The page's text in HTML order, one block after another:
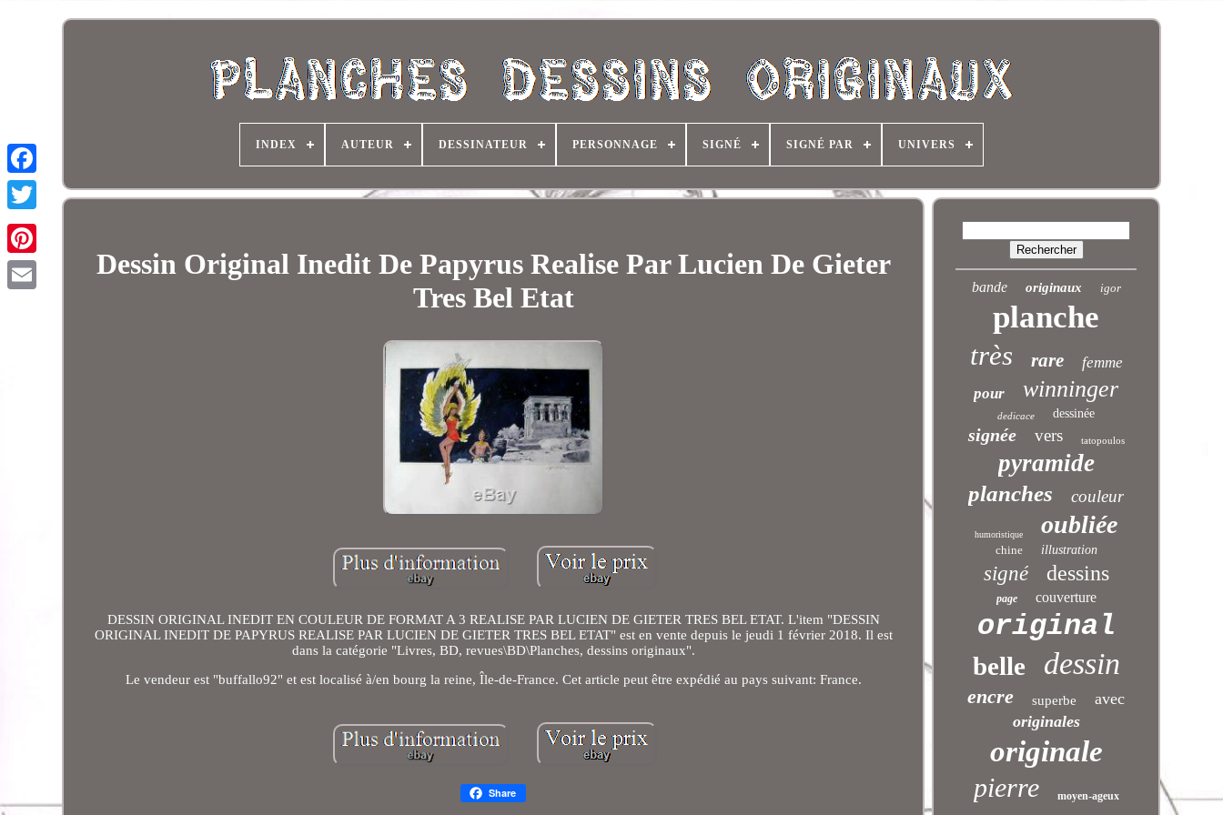
INDEX AUTEUR DESSINATEUR PERSONNAGE SIGNÉ SIGNÉ PAR UNIVERS
Dessin Original Inedit De Papyrus Realise Par Lucien De Gieter
Tres Bel Etat
DESSIN ORIGINAL INEDIT EN COULEUR DE FORMAT A 3 REALISE PAR LUCIEN DE GIETER TRES BEL ETAT. L'item "DESSIN
ORIGINAL INEDIT DE PAPYRUS REALISE PAR LUCIEN DE GIETER TRES BEL ETAT" est en vente depuis le jeudi 1 février 2018. Il est
dans la catégorie "Livres, BD, revues\BD\Planches, dessins originaux".
Le vendeur est "buffallo92" et est localisé à/en bourg la reine, Île-de-France. Cet article peut être expédié au pays suivant: France.
Share
bande originaux igor
planche
très rare
femme
pour
winninger
dedicace dessinée
signée vers tatopoulos
pyramide
planches couleur
humoristique oubliée
chine illustration
signé dessins
page couverture
original
belle dessin
encre superbe
avec
originales
originale
pierre moyen-ageux